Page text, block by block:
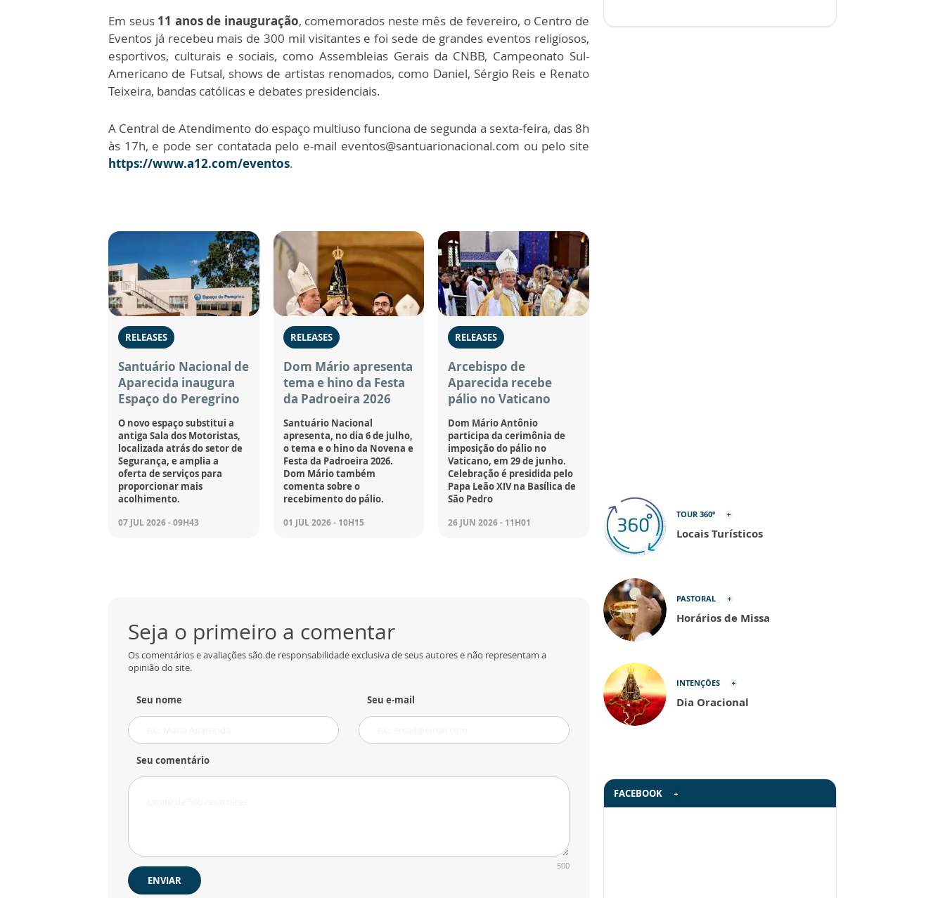
Em seus 11 anos de inauguração, comemorados neste mês de fevereiro, o Centro de
Eventos já recebeu mais de 300 mil visitantes e foi sede de grandes eventos religiosos,
esportivos, culturais e sociais, como Assembleias Gerais da CNBB, Campeonato Sul-
Americano de Futsal, shows de artistas renomados, como Daniel, Sérgio Reis e Renato
Teixeira, bandas católicas e debates presidenciais.
A Central de Atendimento do espaço multiuso funciona de segunda a sexta-feira, das 8h
às 17h, e pode ser contatada pelo e-mail eventos@santuarionacional.com ou pelo site
https://www.a12.com/eventos.
RELEASES
Santuário Nacional de
Aparecida inaugura
Espaço do Peregrino
O novo espaço substitui a
antiga Sala dos Motoristas,
localizada atrás do setor de
Segurança, e amplia a
oferta de serviços para
proporcionar mais
acolhimento.
07 JUL 2026 - 09H43
RELEASES
Dom Mário apresenta
tema e hino da Festa
da Padroeira 2026
Santuário Nacional
apresenta, no dia 6 de julho,
o tema e o hino da Novena e
Festa da Padroeira 2026.
Dom Mário também
comenta sobre o
recebimento do pálio.
01 JUL 2026 - 10H15
RELEASES
Arcebispo de
Aparecida recebe
pálio no Vaticano
Dom Mário Antônio
participa da cerimônia de
imposição do pálio no
Vaticano, em 29 de junho.
Celebração é presidida pelo
Papa Leão XIV na Basílica de
São Pedro
26 JUN 2026 - 11H01
Seja o primeiro a comentar
Os comentários e avaliações são de responsabilidade exclusiva de seus autores e não representam a
opinião do site.
Seu nome Seu e-mail
Seu comentário
500
ENVIAR
TOUR 360º
Locais Turísticos
PASTORAL
Horários de Missa
INTENÇÕES
Dia Oracional
FACEBOOK